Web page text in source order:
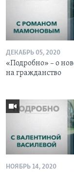
ДЕКАБРЬ 05, 2020
«Подробно» – о
на гражданство
НОЯБРЬ 14, 2020